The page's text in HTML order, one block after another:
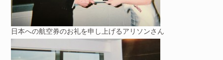
日本への航空券のお礼を申し上げるアリソンさん